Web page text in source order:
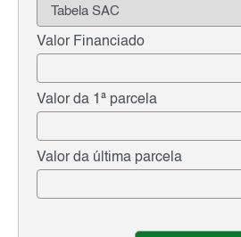
Valor Financiado
Valor da 1ª parcela
Valor da última parcela